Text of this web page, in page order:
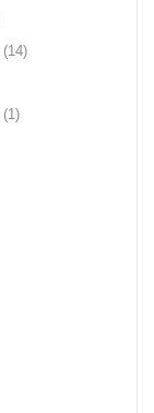
(14)
(1)